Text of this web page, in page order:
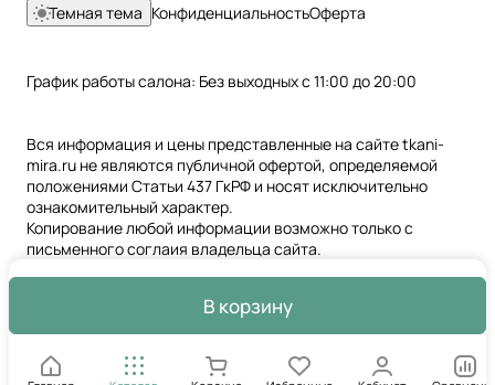
В корзину
Темная тема КонфиденциальностьОферта
График работы салона: Без выходных с 11:00 до 20:00
Вся информация и цены представленные на сайте tkani-
mira.ru не являются публичной офертой, определяемой
положениями Статьи 437 ГкРФ и носят исключительно
ознакомительный характер.
Копирование любой информации возможно только с
письменного соглаия владельца сайта.